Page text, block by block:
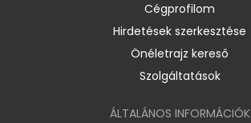
Cégprofilom
Hirdetések szerkesztése
Önéletrajz kereső
Szolgáltatások
ÁLTALÁNOS INFORMÁCIÓK